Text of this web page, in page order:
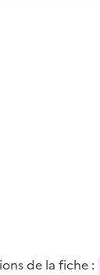
de la fiche :